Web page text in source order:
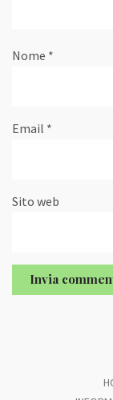
Nome *
Email *
Sito web